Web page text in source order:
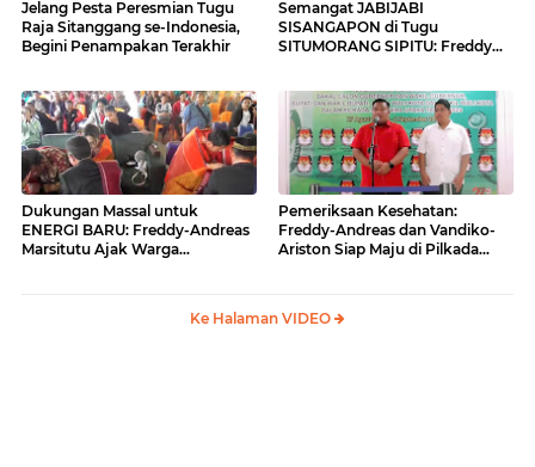
Jelang Pesta Peresmian Tugu
Raja Sitanggang se-Indonesia,
Begini Penampakan Terakhir
Semangat JABIJABI
SISANGAPON di Tugu
SITUMORANG SIPITU: Freddy
Dukungan Massal untuk
ENERGI BARU: Freddy-Andreas
Marsitutu Ajak Warga
Pemeriksaan Kesehatan:
Freddy-Andreas dan Vandiko-
Ariston Siap Maju di Pilkada
Ke Halaman VIDEO